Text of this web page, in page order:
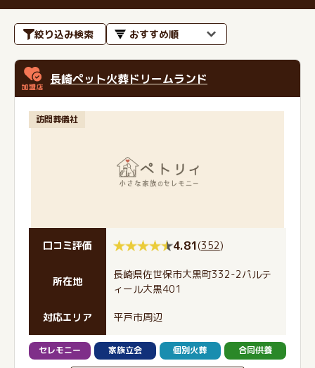
絞り込み検索
長崎ペット火葬ドリームランド
訪問葬儀社
口コミ評価 4.81(352)
所在地
長崎県佐世保市大黒町332-2パルテ
ィール大黒401
対応エリア 平戸市周辺
セレモニー 家族立会 個別火葬 合同供養